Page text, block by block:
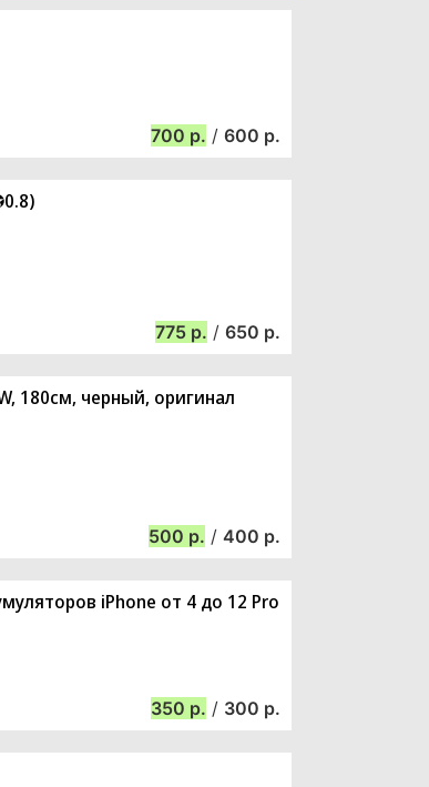
700 / 600
775 / 650
180см, черный, оригинал
500 / 400
iPhone от 4 до 12 Pro
350 / 300